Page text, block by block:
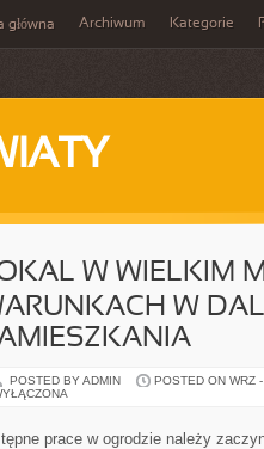
główna Archiwum Kategorie
W WIELKIM
W
POSTED BY ADMIN POSTED ON WRZ
prace w ogrodzie należy